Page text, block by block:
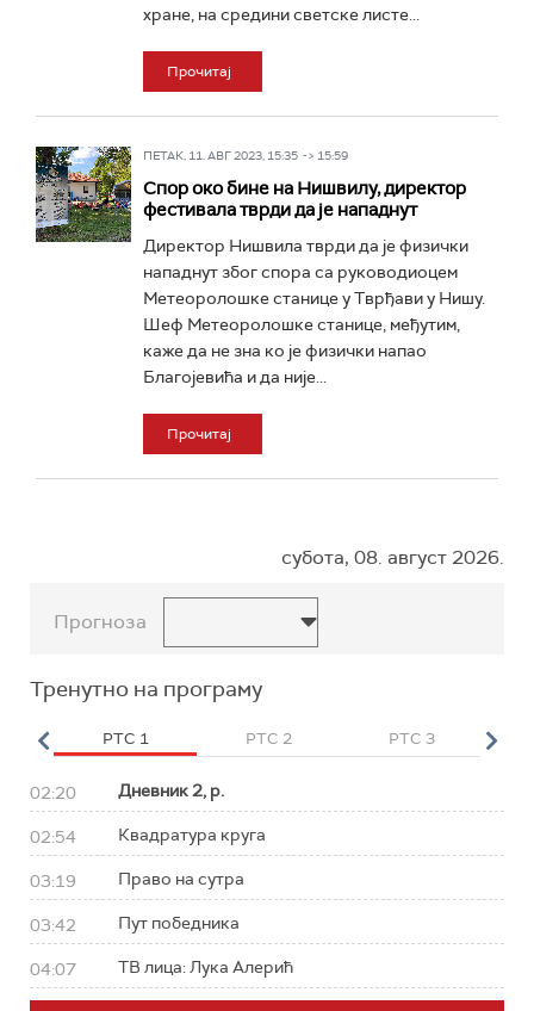
хране, на средини светске листе...
Прочитај
ПЕТАК, 11. АВГ 2023, 15:35 -> 15:59
Спор око бине на Нишвилу, директор
фестивала тврди да је нападнут
Директор Нишвила тврди да је физички
нападнут због спора са руководиоцем
Метеоролошке станице у Тврђави у Нишу.
Шеф Метеоролошке станице, међутим,
каже да не зна ко је физички напао
Благојевића и да није...
Прочитај
субота, 08. август 2026.
Прогноза
Тренутно на програму
РТС 1 РТС 2 РТС 3
02:20 Дневник 2, р.
02:54 Квадратура круга
03:19 Право на сутра
03:42 Пут победника
04:07 ТВ лица: Лука Алерић